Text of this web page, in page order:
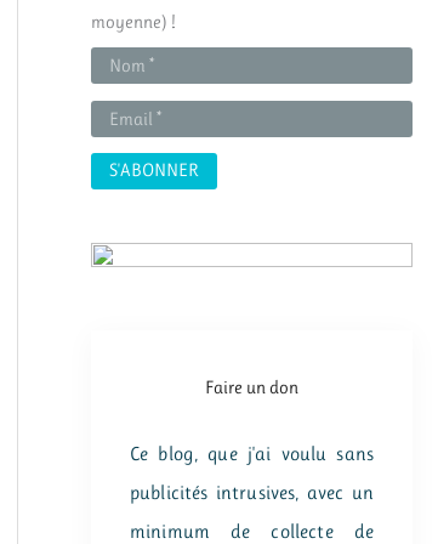
h
r
moyenne) !
Faire un don
Ce blog, que j'ai voulu sans
publicités intrusives, avec un
minimum de collecte de